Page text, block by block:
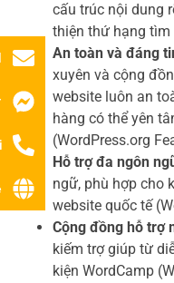
cấu trúc nội dung
thiện thứ hạng tìm
An toàn và đáng
xuyên và cộng
website luôn an
hàng có thể yên
(WordPress.org
Hỗ trợ đa ngôn
ngữ, phù hợp cho
website quốc tế
Cộng đồng hỗ trợ
kiếm trợ giúp từ
kiện WordCamp